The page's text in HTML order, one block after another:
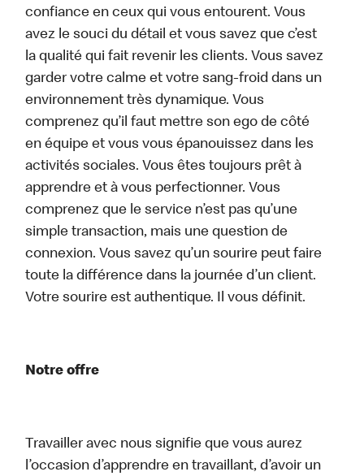
confiance en ceux qui vous entourent. Vous
avez le souci du détail et vous savez que c’est
la qualité qui fait revenir les clients. Vous savez
garder votre calme et votre sang-froid dans un
environnement très dynamique. Vous
comprenez qu’il faut mettre son ego de côté
en équipe et vous vous épanouissez dans les
activités sociales. Vous êtes toujours prêt à
apprendre et à vous perfectionner. Vous
comprenez que le service n’est pas qu’une
simple transaction, mais une question de
connexion. Vous savez qu’un sourire peut faire
toute la différence dans la journée d’un client.
Votre sourire est authentique. Il vous définit.
Notre offre
Travailler avec nous signifie que vous aurez
l’occasion d’apprendre en travaillant, d’avoir un